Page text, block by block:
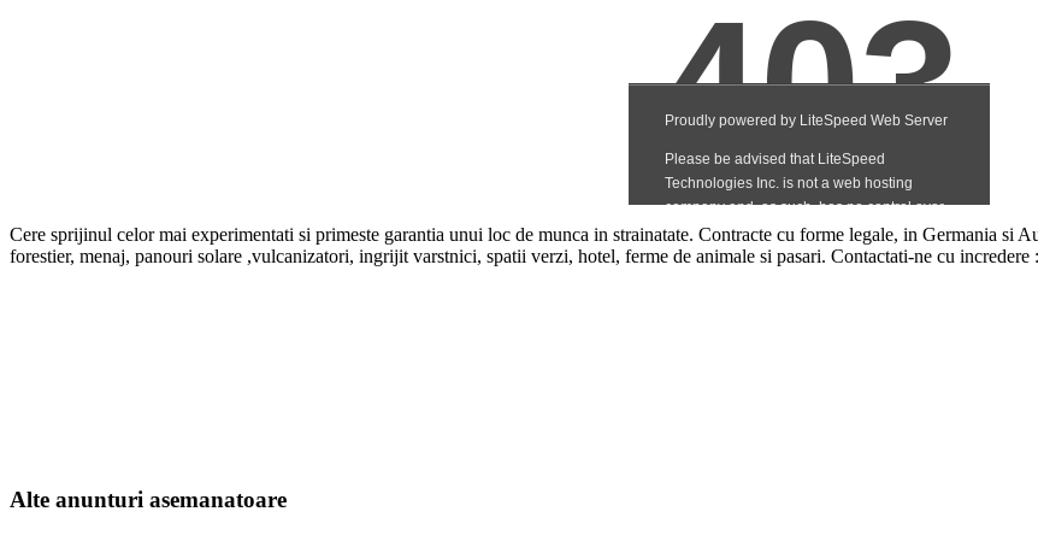
Cere sprijinul celor mai experimentati si primeste garantia unui loc de munca in strainatate. Contracte cu forme legale, in Germania si
forestier, menaj, panouri solare ,vulcanizatori, ingrijit varstnici, spatii verzi, hotel, ferme de animale si pasari. Contactati-ne cu
Alte anunturi asemanatoare